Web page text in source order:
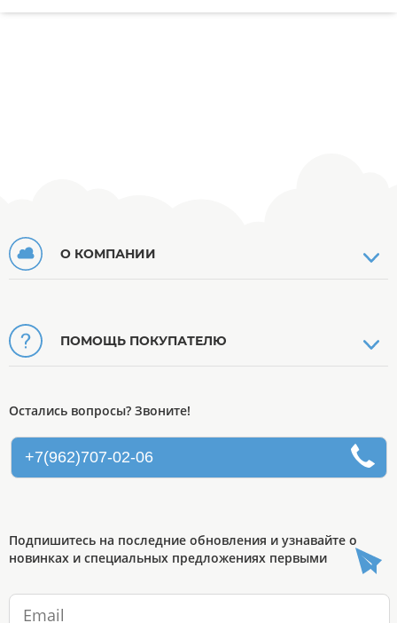
О КОМПАНИИ
ПОМОЩЬ ПОКУПАТЕЛЮ
Остались вопросы? Звоните!
+7(962)707-02-06
Подпишитесь на последние обновления и узнавайте о
новинках и специальных предложениях первыми